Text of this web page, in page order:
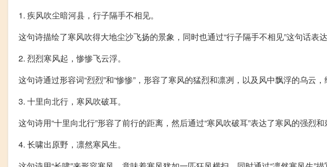
1. 疾风吹尘暗河县，行子隔手不相见。
这句诗描绘了寒风吹得大地尘沙飞扬的景象，同时也通过“行子隔手不相见”这句话表
2. 烈烈寒风起，惨惨飞云浮。
这句诗通过形容词“烈烈”和“惨惨”，形容了寒风的猛烈和凛冽，以及风中飘浮的乌云
3. 十里向北行，寒风吹破耳。
这句诗用“十里向北行”形容了前行的距离，然后通过“寒风吹破耳”表达了寒风的强烈
4. 长啸出原野，凛然寒风生。